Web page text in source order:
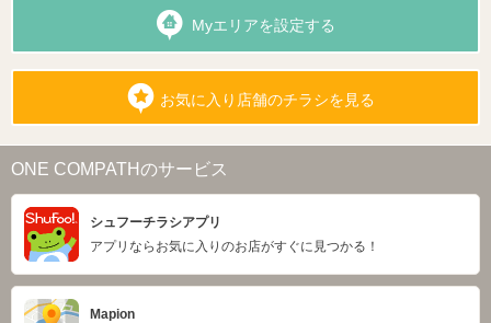
Myエリアを設定する
お気に入り店舗のチラシを見る
ONE COMPATHのサービス
シュフーチラシアプリ
アプリならお気に入りのお店がすぐに見つかる！
Mapion